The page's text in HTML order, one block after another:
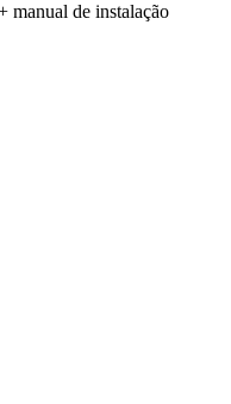
manual de instalação